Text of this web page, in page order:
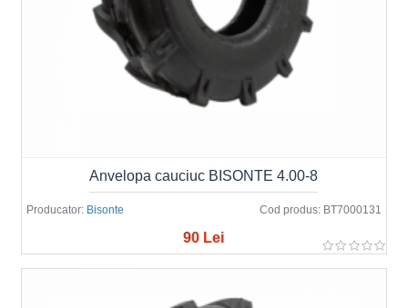
Producator: Bisonte Cod produs: BT7000131
Anvelopa cauciuc BISONTE 4.00-8
90 Lei